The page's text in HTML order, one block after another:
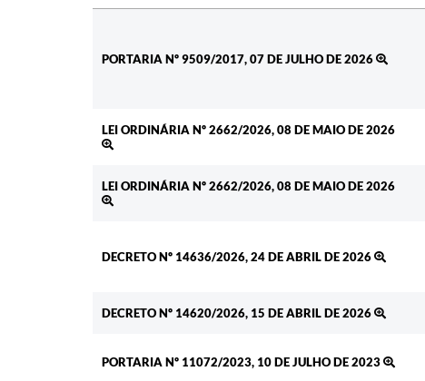
PORTARIA Nº 9509/2017, 07 DE JULHO DE 2026
LEI ORDINÁRIA Nº 2662/2026, 08 DE MAIO DE 2026
LEI ORDINÁRIA Nº 2662/2026, 08 DE MAIO DE 2026
DECRETO Nº 14636/2026, 24 DE ABRIL DE 2026
DECRETO Nº 14620/2026, 15 DE ABRIL DE 2026
PORTARIA Nº 11072/2023, 10 DE JULHO DE 2023